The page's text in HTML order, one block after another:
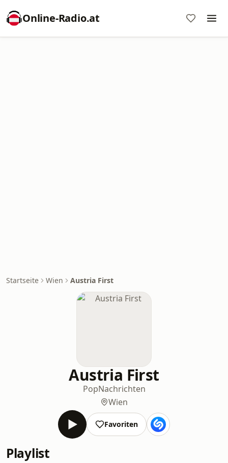
Online‑Radio.at
Startseite Wien Austria First
Austria First
PopNachrichten
Wien
Favoriten
Playlist